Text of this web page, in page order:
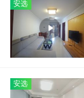
安选
安选